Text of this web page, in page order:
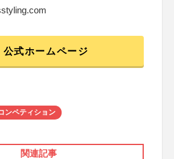
公式ホームページ
ンペティション
関連記事